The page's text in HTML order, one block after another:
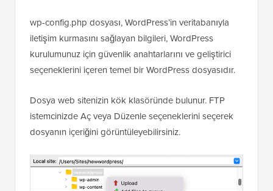
wp-config.php dosyası, WordPress’in veritabanıyla
iletişim kurmasını sağlayan bilgileri, WordPress
kurulumunuz için güvenlik anahtarlarını ve geliştirici
seçeneklerini içeren temel bir WordPress dosyasıdır.
Dosya web sitenizin kök klasöründe bulunur. FTP
istemcinizde Aç veya Düzenle seçeneklerini seçerek
dosyanın içeriğini görüntüleyebilirsiniz.